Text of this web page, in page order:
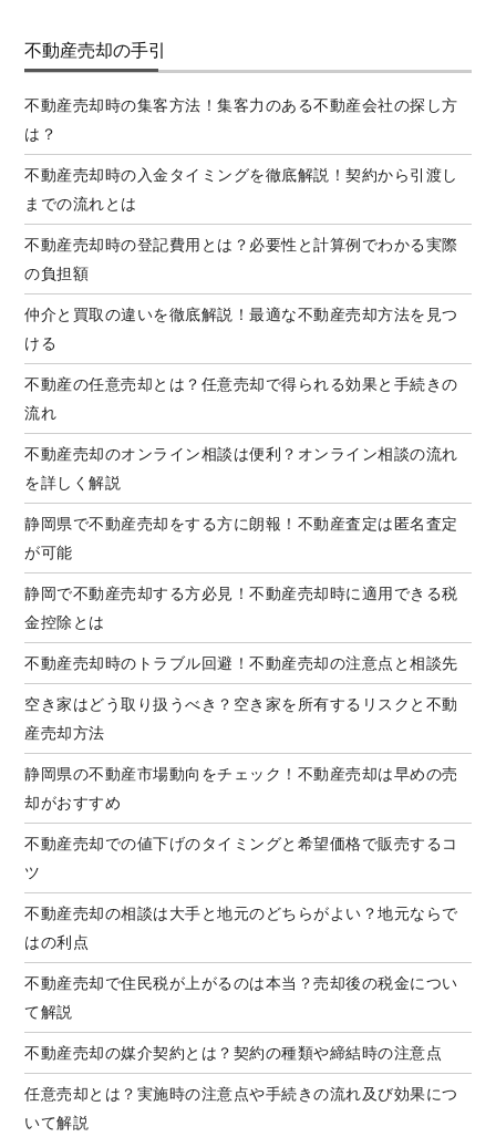
不動産売却の手引
不動産売却時の集客方法！集客力のある不動産会社の探し方
は？
不動産売却時の入金タイミングを徹底解説！契約から引渡し
までの流れとは
不動産売却時の登記費用とは？必要性と計算例でわかる実際
の負担額
仲介と買取の違いを徹底解説！最適な不動産売却方法を見つ
ける
不動産の任意売却とは？任意売却で得られる効果と手続きの
流れ
不動産売却のオンライン相談は便利？オンライン相談の流れ
を詳しく解説
静岡県で不動産売却をする方に朗報！不動産査定は匿名査定
が可能
静岡で不動産売却する方必見！不動産売却時に適用できる税
金控除とは
不動産売却時のトラブル回避！不動産売却の注意点と相談先
空き家はどう取り扱うべき？空き家を所有するリスクと不動
産売却方法
静岡県の不動産市場動向をチェック！不動産売却は早めの売
却がおすすめ
不動産売却での値下げのタイミングと希望価格で販売するコ
ツ
不動産売却の相談は大手と地元のどちらがよい？地元ならで
はの利点
不動産売却で住民税が上がるのは本当？売却後の税金につい
て解説
不動産売却の媒介契約とは？契約の種類や締結時の注意点
任意売却とは？実施時の注意点や手続きの流れ及び効果につ
いて解説